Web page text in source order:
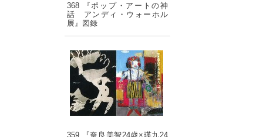
368 『ポップ・アートの神
話 アンディ・ウォーホル
展』図録
359 『奈良美智24歳×瑛九24